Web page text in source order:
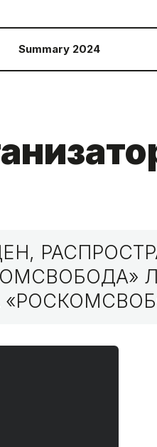
Summary 2024